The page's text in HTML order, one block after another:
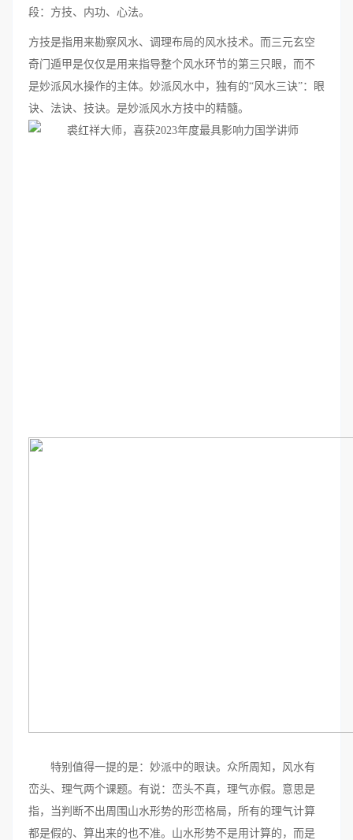
段：方技、内功、心法。
方技是指用来勘察风水、调理布局的风水技术。而三元玄空
奇门遁甲是仅仅是用来指导整个风水环节的第三只眼，而不
是妙派风水操作的主体。妙派风水中，独有的“风水三诀”：眼
诀、法诀、技诀。是妙派风水方技中的精髓。
特别值得一提的是：妙派中的眼诀。众所周知，风水有
峦头、理气两个课题。有说：峦头不真，理气亦假。意思是
指，当判断不出周围山水形势的形峦格局，所有的理气计算
都是假的、算出来的也不准。山水形势不是用计算的，而是